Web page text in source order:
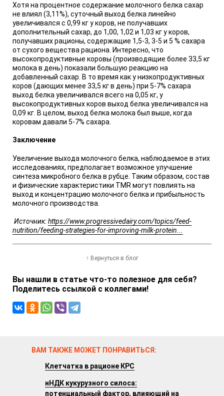
Хотя на процентное содержание молочного белка сахар
не влиял (3,11%), суточный выход белка линейно
увеличивался с 0,99 кг у коров, не получавших
дополнительный сахар, до 1,00, 1,02 и 1,03 кг у коров,
получавших рационы, содержащие 1,5-3, 3-5 и 5 % сахара
от сухого вещества рациона. Интересно, что
высокопродуктивные коровы (производящие более 33,5 кг
молока в день) показали большую реакцию на
добавленный сахар. В то время как у низкопродуктивных
коров (дающих менее 33,5 кг в день) при 5-7% сахара
выход белка увеличивался всего на 0,05 кг, у
высокопродуктивных коров выход белка увеличивался на
0,09 кг. В целом, выход белка молока был выше, когда
коровам давали 5-7% сахара.
Заключение
Увеличение выхода молочного белка, наблюдаемое в этих
исследованиях, предполагает возможное улучшение
синтеза микробного белка в рубце. Таким образом, состав
и физические характеристики TMR могут повлиять на
выход и концентрацию молочного белка и прибыльность
молочного производства.
Источник:https://www.progressivedairy.com/topics/feed-
nutrition/feeding-strategies-for-improving-milk-protein...
↑ Вернуться в блог
Вы нашли в статье что-то полезное для себя?
Поделитесь ссылкой с коллегами!
ВАМ ТАКЖЕ МОЖЕТ ПОНРАВИТЬСЯ:
Клетчатка в рационе КРС
нНДК кукурузного силоса:
потенциальный фактор, влияющий на